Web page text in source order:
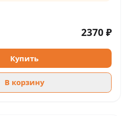
2370 ₽
Купить
В корзину